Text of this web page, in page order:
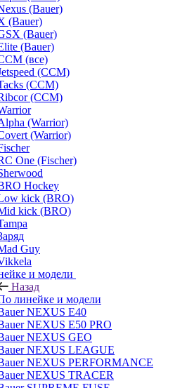
(Bauer)
(Bauer)
(Bauer)
(Bauer)
(все)
(CCM)
(CCM)
(CCM)
(Warrior)
(Warrior)
One (Fischer)
Hockey
kick (BRO)
kick (BRO)
Guy
и модели
Назад
линейке и модели
NEXUS E40
NEXUS E50 PRO
NEXUS GEO
NEXUS LEAGUE
NEXUS PERFORMANCE
NEXUS TRACER